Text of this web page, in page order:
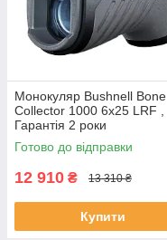
Монокуляр Bushnell Bone
Collector 1000 6x25 LRF ,
Гарантія 2 роки
Готово до відправки
12 910 ₴ 13 310 ₴
Купити